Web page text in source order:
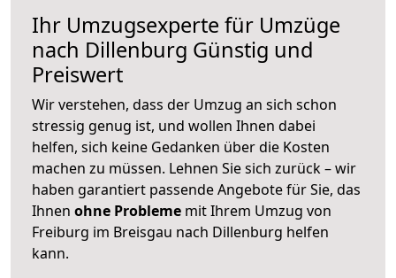
Ihr Umzugsexperte für Umzüge
nach Dillenburg Günstig und
Preiswert
Wir verstehen, dass der Umzug an sich schon
stressig genug ist, und wollen Ihnen dabei
helfen, sich keine Gedanken über die Kosten
machen zu müssen. Lehnen Sie sich zurück – wir
haben garantiert passende Angebote für Sie, das
Ihnen ohne Probleme mit Ihrem Umzug von
Freiburg im Breisgau nach Dillenburg helfen
kann.